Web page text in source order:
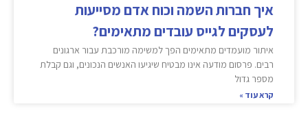
איך חברות השמה וכוח אדם מסייעות
לעסקים לגייס עובדים מתאימים?
איתור מועמדים מתאימים הפך למשימה מורכבת עבור ארגונים
רבים. פרסום מודעה אינו מבטיח שיגיעו האנשים הנכונים, וגם קבלת
מספר גדול
קרא עוד »